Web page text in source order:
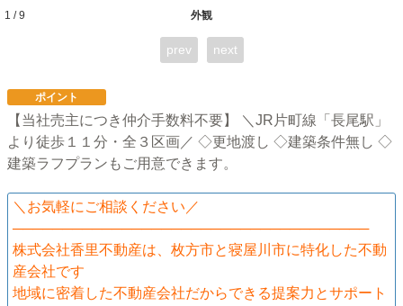
外観
1 / 9
prev next
ポイント
【当社売主につき仲介手数料不要】 ＼JR片町線「長尾駅」
より徒歩１１分・全３区画／ ◇更地渡し ◇建築条件無し ◇
建築ラフプランもご用意できます。
＼お気軽にご相談ください／
────────────────────────────────────
株式会社香里不動産は、枚方市と寝屋川市に特化した不動
産会社です
地域に密着した不動産会社だからできる提案力とサポート